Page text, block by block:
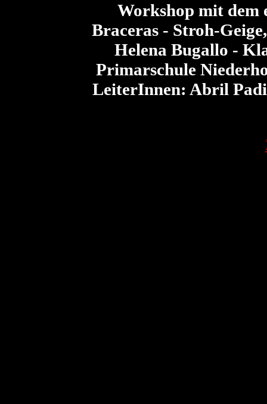
Workshop mit dem
Braceras - Stroh-
Helena Bugallo -
Primarschule
LeiterInnen: Abril